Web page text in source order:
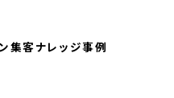
集客ナレッジ事例